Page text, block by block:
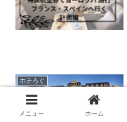
ホテろぐ
メニュー ホーム